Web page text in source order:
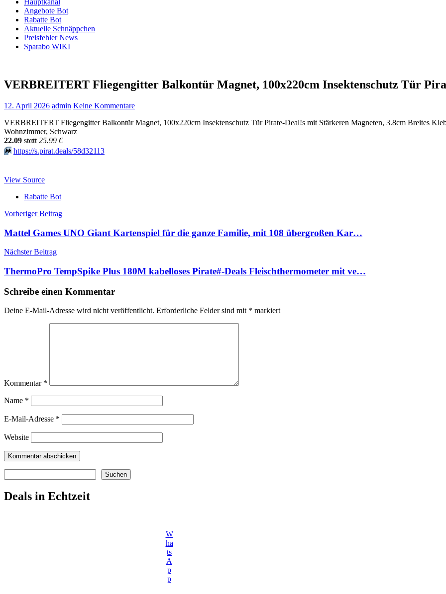
Hauptkanal
Angebote Bot
Rabatte Bot
Aktuelle Schnäppchen
Preisfehler News
Sparabo WIKI
VERBREITERT Fliegengitter Balkontür Magnet, 100x220cm Insektenschutz Tür
12. April 2026 admin Keine Kommentare
VERBREITERT Fliegengitter Balkontür Magnet, 100x220cm Insektenschutz Tür Pirate-Deal!s mit Stärkeren Magneten, 3.8cm Breites
Wohnzimmer, Schwarz
22.09 stαtt 25.99 €
⏩️ https://s.pirat.deals/58d32113
View Source
Rabatte Bot
Beitragsnavigation
Vorheriger Beitrag
Mattel Games UNO Giant Kartenspiel für die ganze Familie, mit 108 übergroßen Kar…
Nächster Beitrag
ThermoPro TempSpike Plus 180M kabelloses Pirate#-Deals Fleischthermometer mit ve…
Schreibe einen Kommentar
Deine E-Mail-Adresse wird nicht veröffentlicht. Erforderliche Felder sind mit * markiert
Kommentar *
Name *
E-Mail-Adresse *
Website
Suchen
Deals in Echtzeit
W
ha
ts
A
p
p